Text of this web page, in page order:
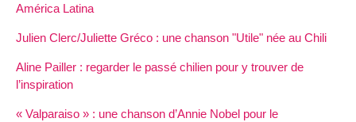
América Latina
Julien Clerc/Juliette Gréco : une chanson "Utile" née au Chili
Aline Pailler : regarder le passé chilien pour y trouver de
l’inspiration
« Valparaiso » : une chanson d’Annie Nobel pour le